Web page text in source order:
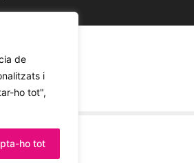
de
i
ho tot",
ho tot